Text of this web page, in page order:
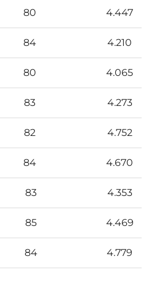
80 4.447
84 4.210
80 4.065
83 4.273
82 4.752
84 4.670
83 4.353
85 4.469
84 4.779